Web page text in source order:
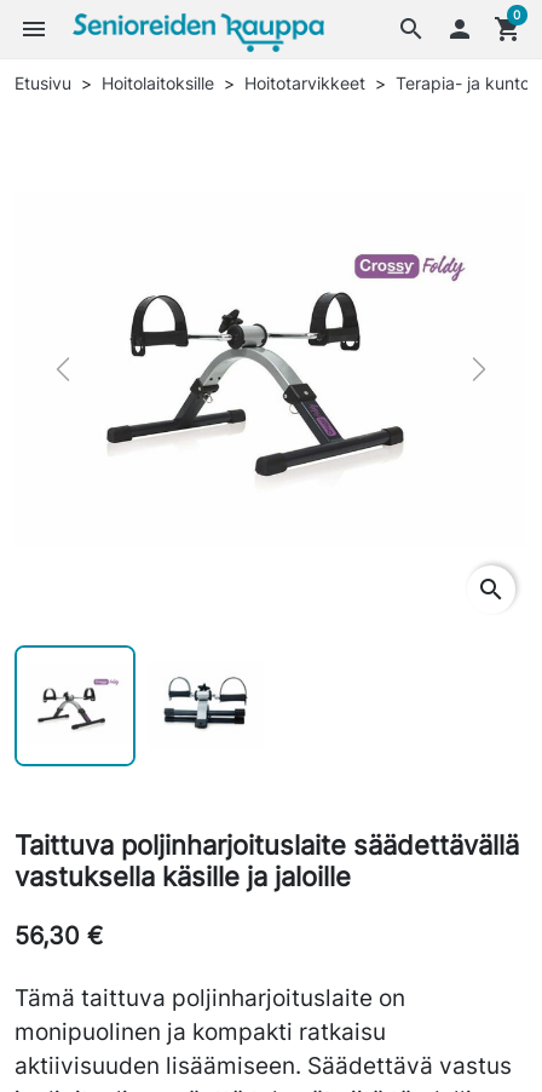
search
menu  shopping_cart
0
Etusivu Hoitolaitoksille Hoitotarvikkeet Terapia- ja
Previous Next
search
Taittuva poljinharjoituslaite säädettävällä
vastuksella käsille ja jaloille
56,30 €
Tämä taittuva poljinharjoituslaite on
monipuolinen ja kompakti ratkaisu
aktiivisuuden lisäämiseen. Säädettävä vastus